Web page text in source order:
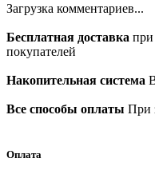
Загрузка комментариев...
Бесплатная доставка при
покупателей
Накопительная система
Все способы оплаты При
Оплата